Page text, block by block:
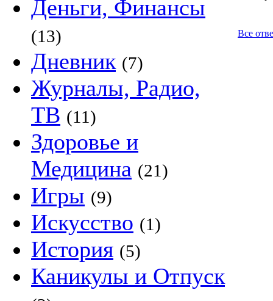
Деньги, Финансы
(13)
Дневник (7)
Журналы, Радио,
ТВ (11)
Здоровье и
Медицина (21)
Игры (9)
Искусство (1)
История (5)
Каникулы и Отпуск
Все